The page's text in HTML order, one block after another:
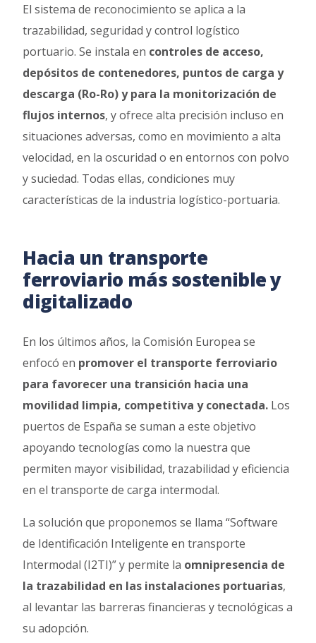
El sistema de reconocimiento se aplica a la
trazabilidad, seguridad y control logístico
portuario. Se instala en controles de acceso,
depósitos de contenedores, puntos de carga y
descarga (Ro-Ro) y para la monitorización de
flujos internos, y ofrece alta precisión incluso en
situaciones adversas, como en movimiento a alta
velocidad, en la oscuridad o en entornos con polvo
y suciedad. Todas ellas, condiciones muy
características de la industria logístico-portuaria.
Hacia un transporte
ferroviario más sostenible y
digitalizado
En los últimos años, la Comisión Europea se
enfocó en promover el transporte ferroviario
para favorecer una transición hacia una
movilidad limpia, competitiva y conectada. Los
puertos de España se suman a este objetivo
apoyando tecnologías como la nuestra que
permiten mayor visibilidad, trazabilidad y eficiencia
en el transporte de carga intermodal.
La solución que proponemos se llama “Software
de Identificación Inteligente en transporte
Intermodal (I2TI)” y permite la omnipresencia de
la trazabilidad en las instalaciones portuarias,
al levantar las barreras financieras y tecnológicas a
su adopción.